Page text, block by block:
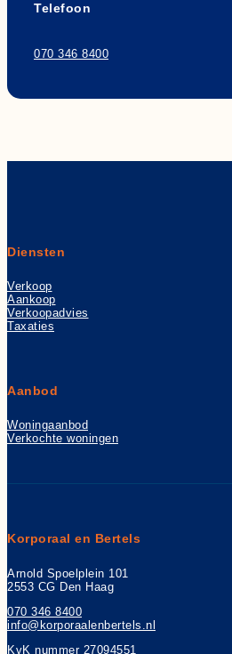
Telefoon
070 346 8400
Diensten
Verkoop
Aankoop
Verkoopadvies
Taxaties
Aanbod
Woningaanbod
Verkochte woningen
Korporaal en Bertels
Arnold Spoelplein 101
2553 CG Den Haag
070 346 8400
info@korporaalenbertels.nl
KvK nummer 27094551